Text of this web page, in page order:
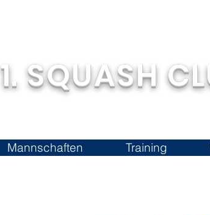
1. SQUASH
Mannschaften Training